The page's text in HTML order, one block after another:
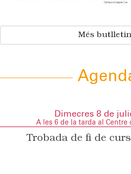
Més
Dimecres 8 de
A les 6 de la tarda al Centre
Trobada de fi de curs